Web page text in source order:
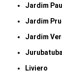
Jardim
Jardim
Jardim
Liviero